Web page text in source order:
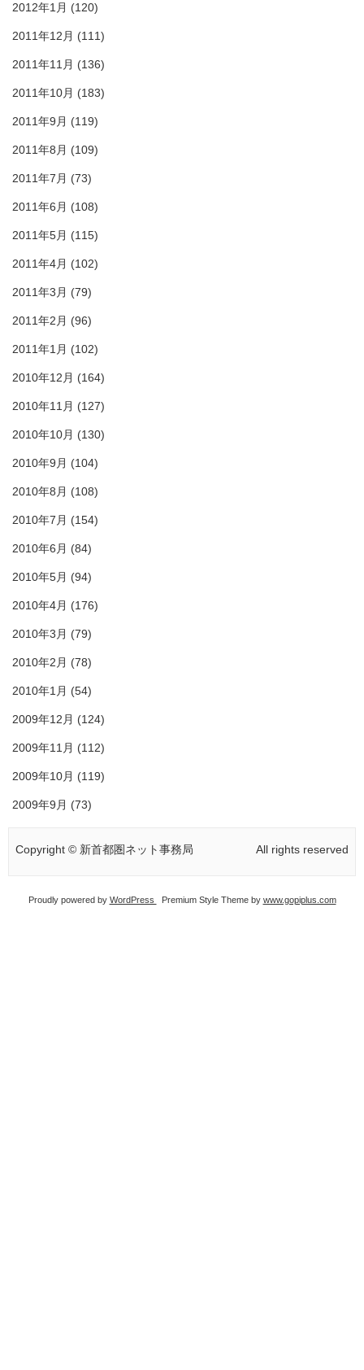
2012年1月 (120)
2011年12月 (111)
2011年11月 (136)
2011年10月 (183)
2011年9月 (119)
2011年8月 (109)
2011年7月 (73)
2011年6月 (108)
2011年5月 (115)
2011年4月 (102)
2011年3月 (79)
2011年2月 (96)
2011年1月 (102)
2010年12月 (164)
2010年11月 (127)
2010年10月 (130)
2010年9月 (104)
2010年8月 (108)
2010年7月 (154)
2010年6月 (84)
2010年5月 (94)
2010年4月 (176)
2010年3月 (79)
2010年2月 (78)
2010年1月 (54)
2009年12月 (124)
2009年11月 (112)
2009年10月 (119)
2009年9月 (73)
Copyright © 新首都圏ネット事務局 All rights reserved
Proudly powered by WordPress Premium Style Theme by www.gopiplus.com